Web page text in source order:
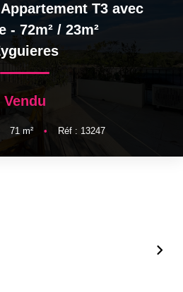
Demeures
T3 avec
- 72m² / 23m²
Vendu
71 m² • Réf : 13247